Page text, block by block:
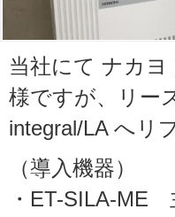
当社にて ナカヨ
様ですが、リー
integral/LA へリ
（導入機器）
・ET-SILA-